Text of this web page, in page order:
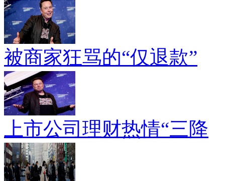
被商家狂骂的“仅退款”
上市公司理财热情“三降